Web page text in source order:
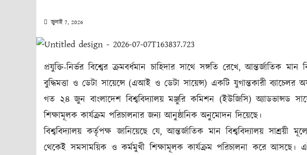
জুলাই 7, 2026
প্রযুক্তি-নির্ভর বিশ্বের ক্রমবর্ধমান চাহিদার সাথে সঙ্গতি রেখে, আন্তর্জাতিক
বুদ্ধিমত্তা ও ডেটা সায়েন্সে (এআই ও ডেটা সায়েন্স) একটি যুগান্তকারী ব্যাচেলর
গত ২৪ জুন বাংলাদেশ বিশ্ববিদ্যালয় মঞ্জুরি কমিশন (ইউজিসি) অ্যাডভান্সড
শিক্ষামূলক কার্যক্রম পরিচালনার জন্য আনুষ্ঠানিক অনুমোদন দিয়েছে।
বিশ্ববিদ্যালয় কর্তৃপক্ষ জানিয়েছে যে, আন্তর্জাতিক মান বিশ্ববিদ্যালয়
থেকেই সমসাময়িক ও কর্মমুখী শিক্ষামূলক কার্যক্রম পরিচালনা করে আসছে।